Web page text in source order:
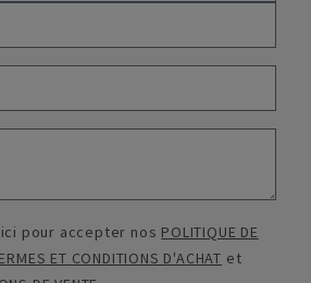
pour accepter nos POLITIQUE DE
ET CONDITIONS D'ACHAT et